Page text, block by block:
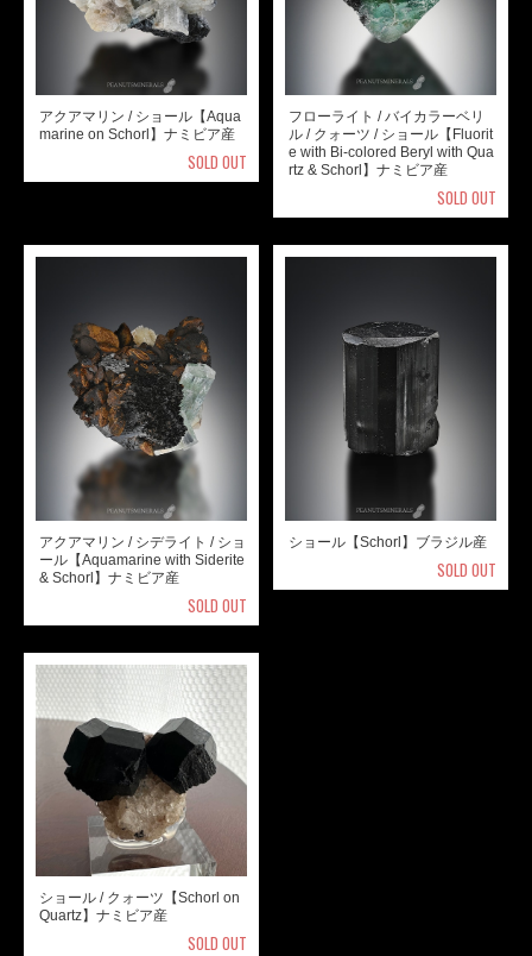
アクアマリン / ショール【Aqua
marine on Schorl】ナミビア産
SOLD OUT
フローライト / バイカラーベリ
ル / クォーツ / ショール【Fluorit
e with Bi-colored Beryl with Qua
rtz & Schorl】ナミビア産
SOLD OUT
アクアマリン / シデライト / ショ
ール【Aquamarine with Siderite
& Schorl】ナミビア産
SOLD OUT
ショール【Schorl】ブラジル産
SOLD OUT
ショール / クォーツ【Schorl on
Quartz】ナミビア産
SOLD OUT